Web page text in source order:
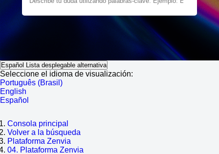
Español Lista desplegable alternativa
Seleccione el idioma de visualización:
Português (Brasil)
English
Español
Consola principal
Volver a la búsqueda
Plataforma Zenvia
04. Plataforma Zenvia